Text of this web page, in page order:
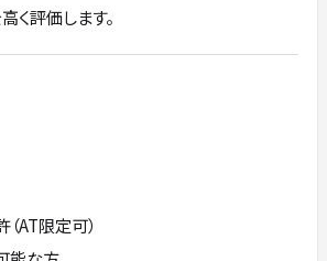
く評価します。
AT限定可）